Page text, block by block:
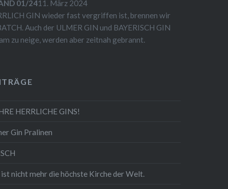
01/2411. März 2024
GIN wieder fast vergriffen ist, brennen wir
Auch der ULMER GIN und BAYERISCH GIN
zu neige, werden aber zeitnah gebrannt.
HERRLICHE GINS!
Gin Pralinen
nicht mehr die höchste Kirche der Welt.